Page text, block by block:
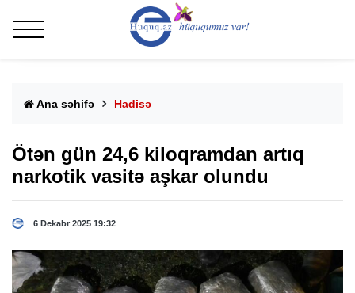
Ana səhifə Hadisə
Ötən gün 24,6 kiloqramdan artıq
narkotik vasitə aşkar olundu
6 Dekabr 2025 19:32